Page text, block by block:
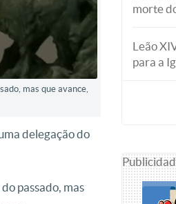
mas que avance,
delegação do
passado, mas
morte
Leão
para a